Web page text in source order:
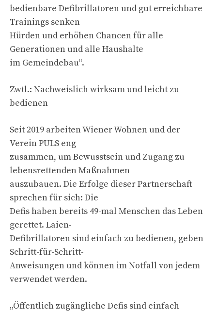
bedienbare Defibrillatoren und gut erreichbare
Trainings senken
Hürden und erhöhen Chancen für alle
Generationen und alle Haushalte
im Gemeindebau“.
Zwtl.: Nachweislich wirksam und leicht zu
bedienen
Seit 2019 arbeiten Wiener Wohnen und der
Verein PULS eng
zusammen, um Bewusstsein und Zugang zu
lebensrettenden Maßnahmen
auszubauen. Die Erfolge dieser Partnerschaft
sprechen für sich: Die
Defis haben bereits 49-mal Menschen das Leben
gerettet. Laien-
Defibrillatoren sind einfach zu bedienen, geben
Schritt-für-Schritt-
Anweisungen und können im Notfall von jedem
verwendet werden.
„Öffentlich zugängliche Defis sind einfach